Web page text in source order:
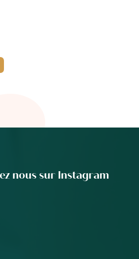
nous sur Instagram